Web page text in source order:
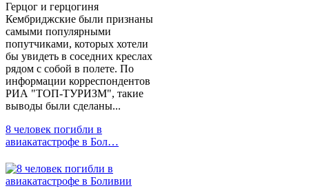
Герцог и герцогиня
Кембриджские были признаны
самыми популярными
попутчиками, которых хотели
бы увидеть в соседних креслах
рядом с собой в полете. По
информации корреспондентов
РИА "ТОП-ТУРИЗМ", такие
выводы были сделаны...
8 человек погибли в
авиакатастрофе в Бол…